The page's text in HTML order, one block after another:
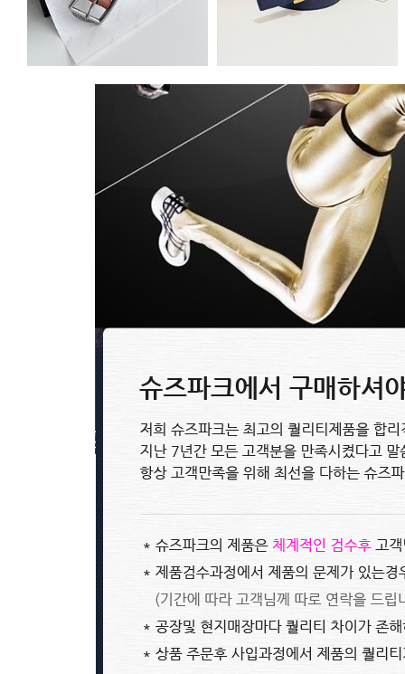
루이비통 Louis Vuitton 벨트 24..
구찌 GUCCI 선글라스 250716-13
98,800원
0~0원
*SA급*나이키 에어조던1 Nike Ai..
125,800원